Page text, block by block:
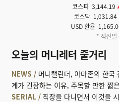
코스피 3,144.19
코스닥 1,031.84
USD 환율
* 직전일
오늘의 머니레터 줄거리
NEWS / 머니캘린더, 아마존의 한국
계가 긴장하는 이유, 주목할 만한 짧
SERIAL / 직장을 다니면서 이것을